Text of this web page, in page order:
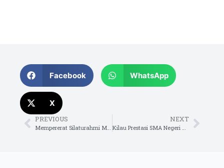
Facebook WhatsApp
X
PREVIOUS
Mempererat Silaturahmi Menjemput Kemenangan
NEXT
Kilau Prestasi SMA Negeri 5 Surakarta dalam Ajang FLS3N Tingkat Kota Tahun 2026